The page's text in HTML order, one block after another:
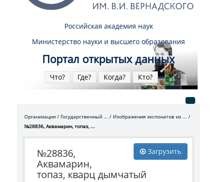
Российская академия наук
Министерство науки и высшего образования
Портал открытых данных
Что? Где? Когда? Кто?
Организации Государственный ...
Изображения экспонатов из ...
№28836, Аквамарин, топаз, ...
Загрузить
№28836,
Аквамарин,
топаз, кварц дымчатый